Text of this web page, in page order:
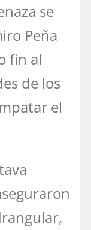
se
Peña
fin al
de los
el